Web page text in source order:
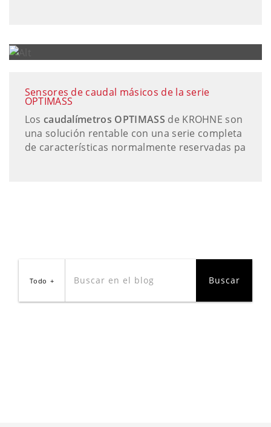
Sensores de caudal másicos de la serie
OPTIMASS
Los caudalímetros OPTIMASS de KROHNE son
una solución rentable con una serie completa
de características normalmente reservadas pa
Todo